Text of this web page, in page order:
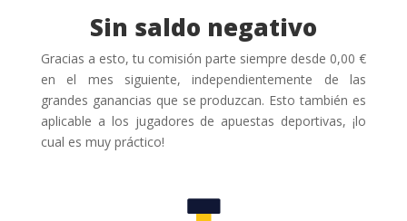
Sin saldo negativo
Gracias a esto, tu comisión parte siempre desde 0,00 €
en el mes siguiente, independientemente de las
grandes ganancias que se produzcan. Esto también es
aplicable a los jugadores de apuestas deportivas, ¡lo
cual es muy práctico!